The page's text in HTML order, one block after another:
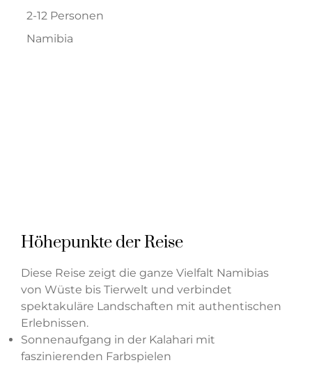
2-12 Personen
Namibia
Höhepunkte der Reise
Diese Reise zeigt die ganze Vielfalt Namibias
von Wüste bis Tierwelt und verbindet
spektakuläre Landschaften mit authentischen
Erlebnissen.
Sonnenaufgang in der Kalahari mit
faszinierenden Farbspielen